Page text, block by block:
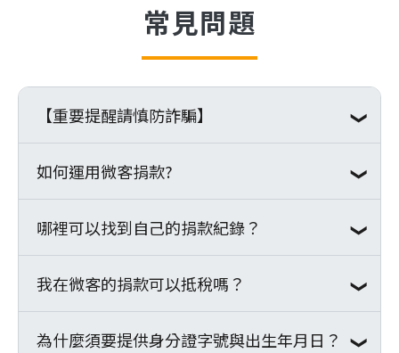
常見問題
【重要提醒請慎防詐騙】
關於詐騙集團利用捐款行騙的相關資訊，聯
合勸募協會及各公益團體同步發佈提醒，有
詐騙集團假借公益團體或微客的名義，偽
稱：
1. 本會系統有誤，捐款手續不全
2. 單筆捐款誤設定期定額
如何運用微客捐款?
募款項目運用說明
哪裡可以找到自己的捐款紀錄？
可以直接從捐款紀錄查詢找到當年度至前二
年的捐款資料。
我在微客的捐款可以抵稅嗎？
微客是合法登記立案的非營利組織，所以您
為什麼須要提供身分證字號與出生年月日？